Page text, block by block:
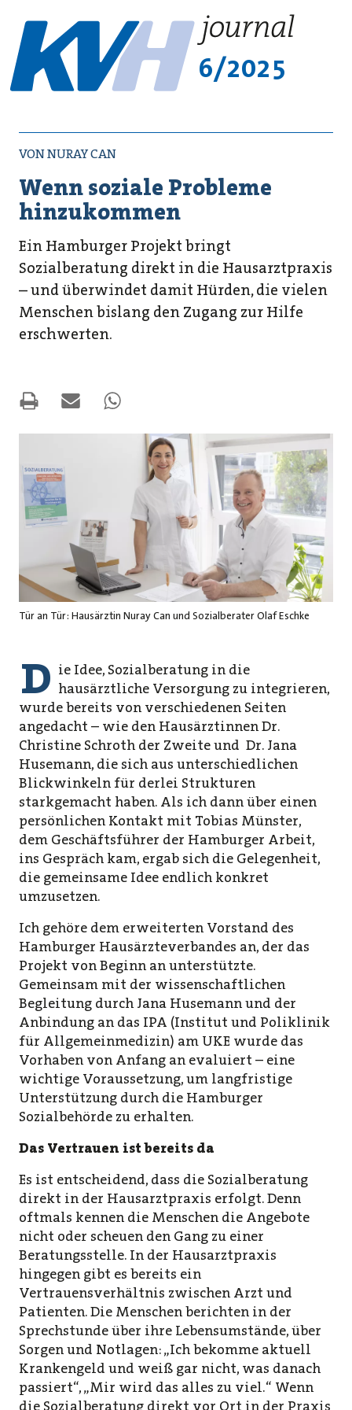
6/2025
Wenn soziale Probleme
hinzukommen
VON NURAY CAN
Ein Hamburger Projekt bringt
Sozialberatung direkt in die Hausarztpraxis
– und überwindet damit Hürden, die vielen
Menschen bislang den Zugang zur Hilfe
erschwerten.
Tür an Tür: Hausärztin Nuray Can und Sozialberater Olaf Eschke
D ie Idee, Sozialberatung in die
hausärztliche Versorgung zu integrieren,
wurde bereits von verschiedenen Seiten
angedacht – wie den Hausärztinnen Dr.
Christine Schroth der Zweite und Dr. Jana
Husemann, die sich aus unterschiedlichen
Blickwinkeln für derlei Strukturen
starkgemacht haben. Als ich dann über einen
persönlichen Kontakt mit Tobias Münster,
dem Geschäftsführer der Hamburger Arbeit,
ins Gespräch kam, ergab sich die Gelegenheit,
die gemeinsame Idee endlich konkret
umzusetzen.
Ich gehöre dem erweiterten Vorstand des
Hamburger Hausärzteverbandes an, der das
Projekt von Beginn an unterstützte.
Gemeinsam mit der wissenschaftlichen
Begleitung durch Jana Husemann und der
Anbindung an das IPA (Institut und Poliklinik
für Allgemeinmedizin) am UKE wurde das
Vorhaben von Anfang an evaluiert – eine
wichtige Voraussetzung, um langfristige
Unterstützung durch die Hamburger
Sozialbehörde zu erhalten.
Das Vertrauen ist bereits da
Es ist entscheidend, dass die Sozialberatung
direkt in der Hausarztpraxis erfolgt. Denn
oftmals kennen die Menschen die Angebote
nicht oder scheuen den Gang zu einer
Beratungsstelle. In der Hausarztpraxis
hingegen gibt es bereits ein
Vertrauensverhältnis zwischen Arzt und
Patienten. Die Menschen berichten in der
Sprechstunde über ihre Lebensumstände, über
Sorgen und Notlagen: „Ich bekomme aktuell
Krankengeld und weiß gar nicht, was danach
passiert“, „Mir wird das alles zu viel.“ Wenn
die Sozialberatung direkt vor Ort in der Praxis